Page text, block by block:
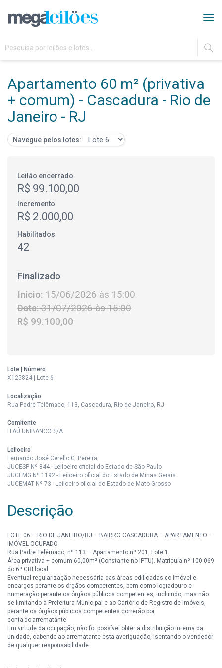
IR
Apartamento 60 m² (privativa
+ comum) - Cascadura - Rio de
Janeiro - RJ
Navegue pelos lotes:
Leilão encerrado
R$ 99.100,00
Incremento
R$ 2.000,00
Habilitados
42
Finalizado
Início:15/06/2026 às 15:00
Data:31/07/2026 às 15:00
R$ 99.100,00
Lote | Número
X125824 | Lote 6
Localização
Rua Padre Telêmaco, 113, Cascadura, Rio de Janeiro, RJ
Comitente
ITAÚ UNIBANCO S/A
Leiloeiro
Fernando José Cerello G. Pereira
JUCESP Nº 844 - Leiloeiro oficial do Estado de São Paulo
JUCEMG Nº 1192 - Leiloeiro oficial do Estado de Minas Gerais
JUCEMAT Nº 73 - Leiloeiro oficial do Estado de Mato Grosso
Descrição
LOTE 06 – RIO DE JANEIRO/RJ – BAIRRO CASCADURA – APARTAMENTO –
IMÓVEL OCUPADO
Rua Padre Telêmaco, nº 113 – Apartamento nº 201, Lote 1.
Área privativa + comum 60,00m² (Constante no IPTU). Matrícula nº 100.069
do 6º CRI local.
Eventual regularização necessária das áreas edificadas do imóvel e
encargos perante os órgãos competentes, bem como logradouro e
numeração perante os órgãos públicos competentes, incluindo, mas não
se limitando à Prefeitura Municipal e ao Cartório de Registro de Imóveis,
perante os órgãos públicos competentes correrão por
conta do arrematante.
Em virtude da ocupação, não foi possível obter a distribuição interna da
unidade, cabendo ao arrematante esta averiguação, isentando o vendedor
de qualquer responsabilidade.